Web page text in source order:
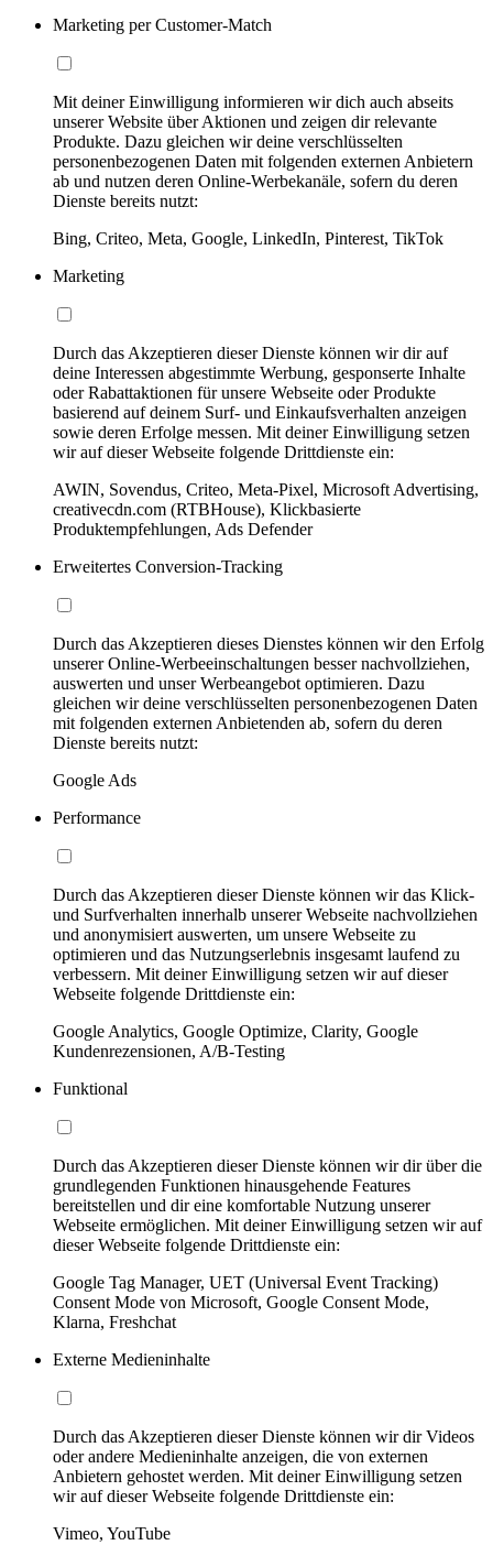
Marketing per Customer-Match
Mit deiner Einwilligung informieren wir dich auch abseits
unserer Website über Aktionen und zeigen dir relevante
Produkte. Dazu gleichen wir deine verschlüsselten
personenbezogenen Daten mit folgenden externen Anbietern
ab und nutzen deren Online-Werbekanäle, sofern du deren
Dienste bereits nutzt:
Bing, Criteo, Meta, Google, LinkedIn, Pinterest, TikTok
Marketing
Durch das Akzeptieren dieser Dienste können wir dir auf
deine Interessen abgestimmte Werbung, gesponserte Inhalte
oder Rabattaktionen für unsere Webseite oder Produkte
basierend auf deinem Surf- und Einkaufsverhalten anzeigen
sowie deren Erfolge messen. Mit deiner Einwilligung setzen
wir auf dieser Webseite folgende Drittdienste ein:
AWIN, Sovendus, Criteo, Meta-Pixel, Microsoft Advertising,
creativecdn.com (RTBHouse), Klickbasierte
Produktempfehlungen, Ads Defender
Erweitertes Conversion-Tracking
Durch das Akzeptieren dieses Dienstes können wir den Erfolg
unserer Online-Werbeeinschaltungen besser nachvollziehen,
auswerten und unser Werbeangebot optimieren. Dazu
gleichen wir deine verschlüsselten personenbezogenen Daten
mit folgenden externen Anbietenden ab, sofern du deren
Dienste bereits nutzt:
Google Ads
Performance
Durch das Akzeptieren dieser Dienste können wir das Klick-
und Surfverhalten innerhalb unserer Webseite nachvollziehen
und anonymisiert auswerten, um unsere Webseite zu
optimieren und das Nutzungserlebnis insgesamt laufend zu
verbessern. Mit deiner Einwilligung setzen wir auf dieser
Webseite folgende Drittdienste ein:
Google Analytics, Google Optimize, Clarity, Google
Kundenrezensionen, A/B-Testing
Funktional
Durch das Akzeptieren dieser Dienste können wir dir über die
grundlegenden Funktionen hinausgehende Features
bereitstellen und dir eine komfortable Nutzung unserer
Webseite ermöglichen. Mit deiner Einwilligung setzen wir auf
dieser Webseite folgende Drittdienste ein:
Google Tag Manager, UET (Universal Event Tracking)
Consent Mode von Microsoft, Google Consent Mode,
Klarna, Freshchat
Externe Medieninhalte
Durch das Akzeptieren dieser Dienste können wir dir Videos
oder andere Medieninhalte anzeigen, die von externen
Anbietern gehostet werden. Mit deiner Einwilligung setzen
wir auf dieser Webseite folgende Drittdienste ein:
Vimeo, YouTube